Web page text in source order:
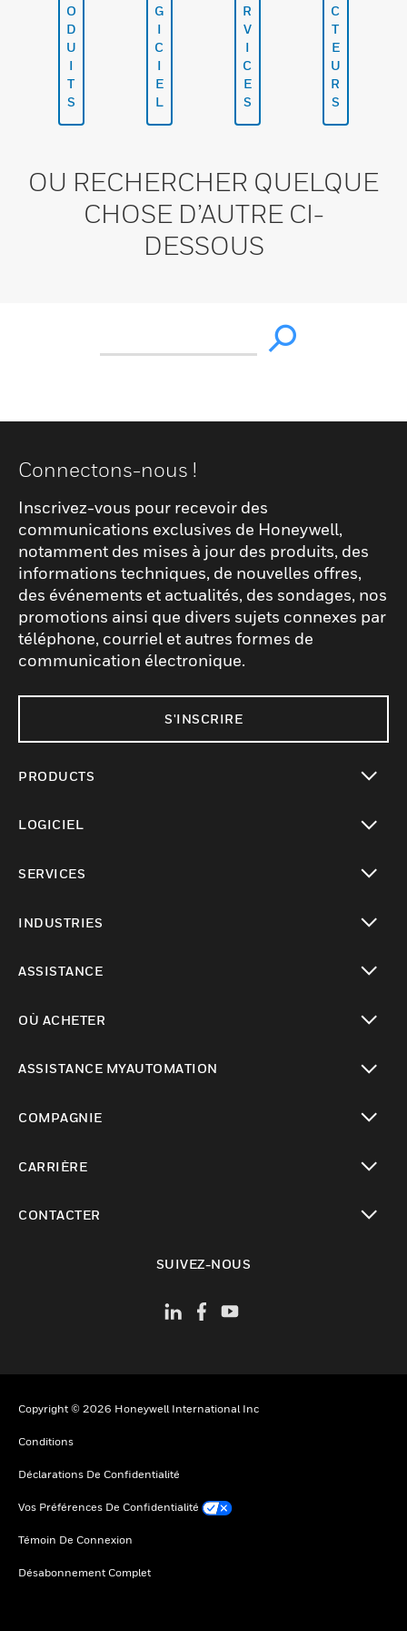
O
D
U
I
T
S
G
I
C
I
E
L
R
V
I
C
E
S
C
T
E
U
R
S
OU RECHERCHER QUELQUE
CHOSE D’AUTRE CI-
DESSOUS
Connectons-nous !
Inscrivez-vous pour recevoir des
communications exclusives de Honeywell,
notamment des mises à jour des produits, des
informations techniques, de nouvelles offres,
des événements et actualités, des sondages, nos
promotions ainsi que divers sujets connexes par
téléphone, courriel et autres formes de
communication électronique.
S'INSCRIRE
PRODUCTS
LOGICIEL
SERVICES
INDUSTRIES
ASSISTANCE
OÙ ACHETER
ASSISTANCE MYAUTOMATION
COMPAGNIE
CARRIÈRE
CONTACTER
SUIVEZ-NOUS
Copyright © 2026 Honeywell International Inc
Conditions
Déclarations De Confidentialité
Vos Préférences De Confidentialité
Témoin De Connexion
Désabonnement Complet